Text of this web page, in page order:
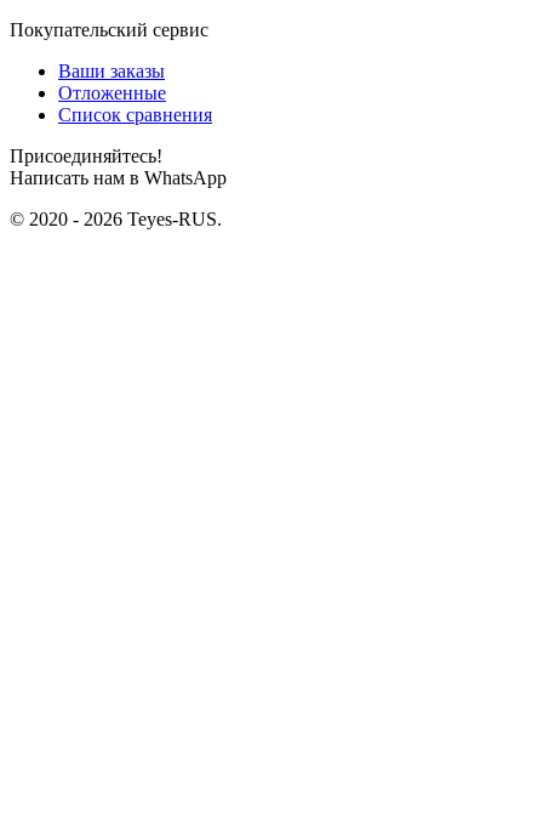
Покупательский сервис
Ваши заказы
Отложенные
Список сравнения
Присоединяйтесь!
Написать нам в WhatsApp
© 2020 - 2026 Teyes-RUS.